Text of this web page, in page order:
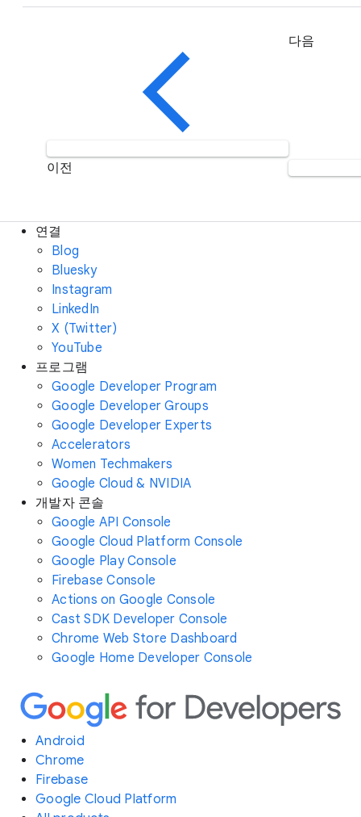
이전
다음
연결
Blog
Bluesky
Instagram
LinkedIn
X (Twitter)
YouTube
프로그램
Google Developer Program
Google Developer Groups
Google Developer Experts
Accelerators
Women Techmakers
Google Cloud & NVIDIA
개발자 콘솔
Google API Console
Google Cloud Platform Console
Google Play Console
Firebase Console
Actions on Google Console
Cast SDK Developer Console
Chrome Web Store Dashboard
Google Home Developer Console
Android
Chrome
Firebase
Google Cloud Platform